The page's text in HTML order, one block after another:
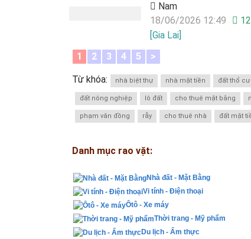
Nam
18/06/2026 12:49
[Gia Lai]
1
2 3 4 5 >
Từ khóa: nhà biệt thự nhà mặt tiền đất thổ cư
đất nông nghiệp lô đất cho thuê mặt bằng
phạm văn đồng rẫy cho thuê nhà đất mặt
Danh mục rao vặt:
Nhà đất - Mặt Bằng
Vi tính - Điện thoại
Ôtô - Xe máy
Thời trang - Mỹ phẩm
Du lịch - Ẩm thực